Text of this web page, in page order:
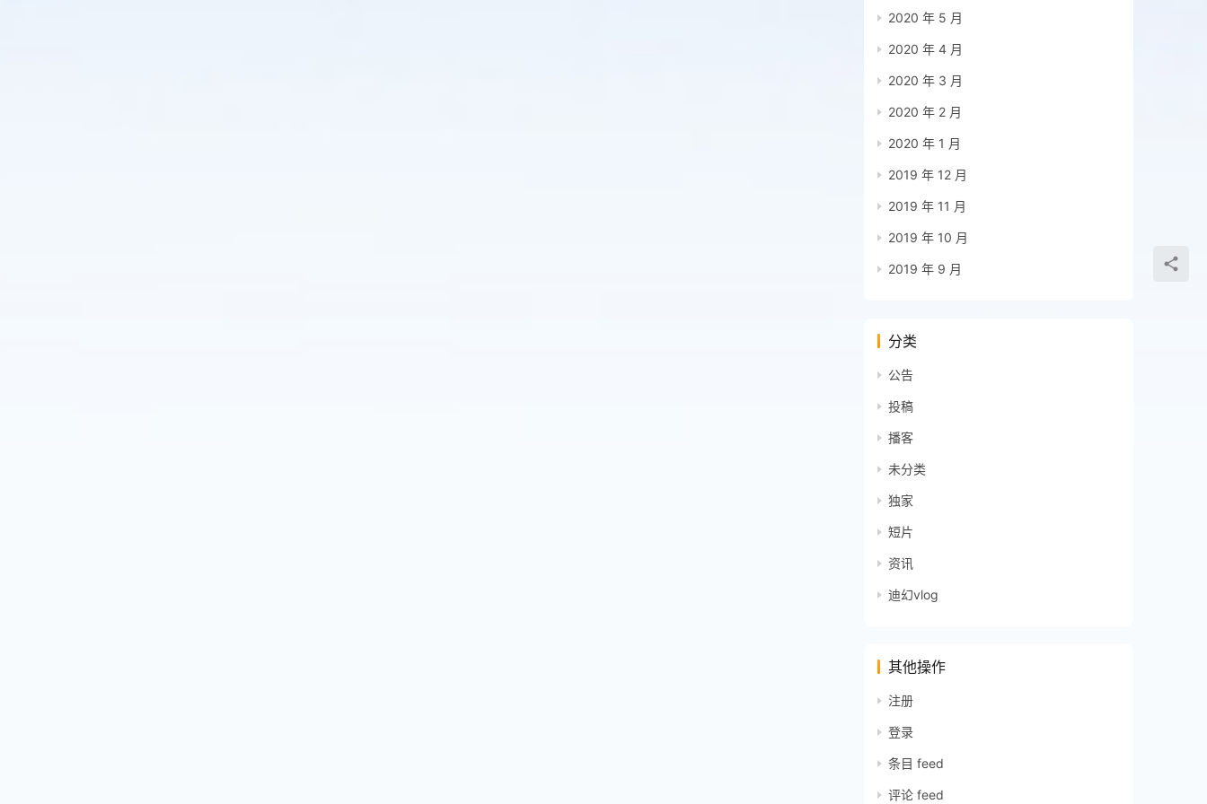
2020 年 5 月
2020 年 4 月
2020 年 3 月
2020 年 2 月
2020 年 1 月
2019 年 12 月
2019 年 11 月
2019 年 10 月
2019 年 9 月
分类
公告
投稿
播客
未分类
独家
短片
资讯
迪幻vlog
其他操作
注册
登录
条目 feed
评论 feed